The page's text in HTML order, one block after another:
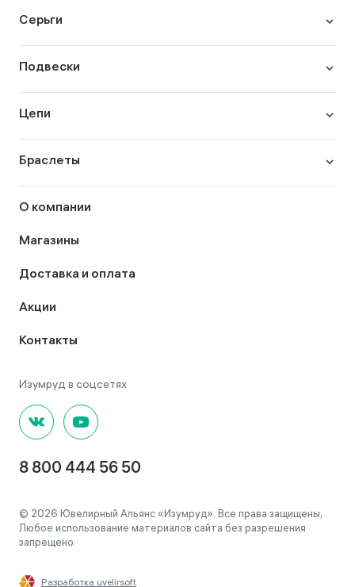
Серьги
Подвески
Цепи
Браслеты
О компании
Магазины
Доставка и оплата
Акции
Контакты
8 800 444 56 50
© 2026 Ювелирный Альянс «Изумруд». Все права защищены,
Любое использование материалов сайта без разрешения
запрещено.
Разработка uvelirsoft